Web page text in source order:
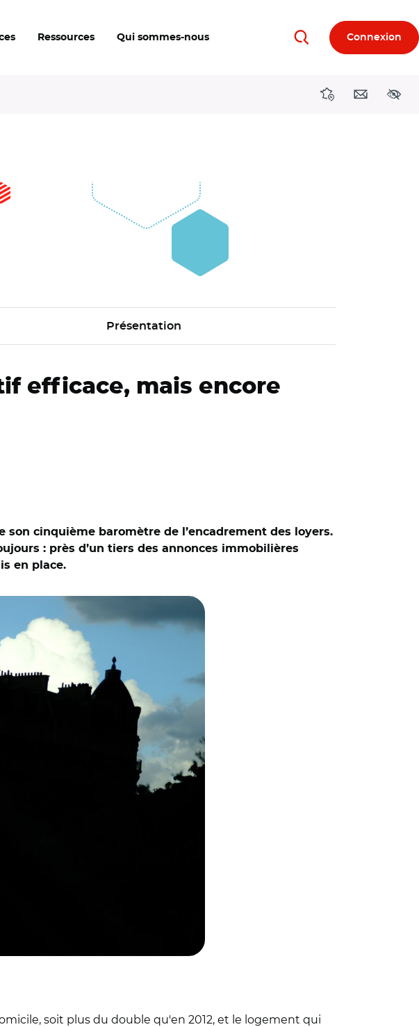
Ressources Qui sommes-nous RechercherConnexion
DirectionsContact
Présentation
efficace, mais encore
cinquième baromètre de l’encadrement des loyers.
: près d’un tiers des annonces immobilières
en place.
soit plus du double qu'en 2012, et le logement qui